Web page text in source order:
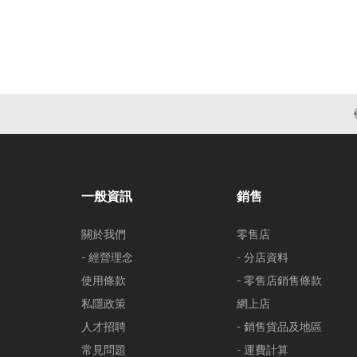
一般資訊
關於我們
- 經營理念
使用條款
私隱政策
人才招聘
常見問題
銷售
零售店
- 分店資料
- 零售店銷售條款
網上店
- 銷售貨品及地區
- 運費計算